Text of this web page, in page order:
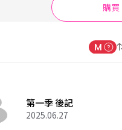
購買
第一季 後記
2025.06.27